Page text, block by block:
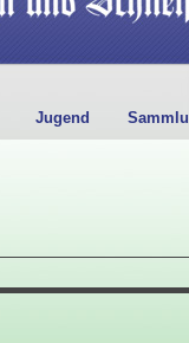
Jugend